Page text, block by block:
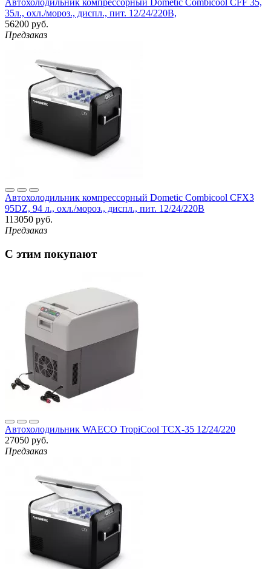
Автохолодильник компрессорный Dometic Combicool CFF 35,
35л., охл./мороз., диспл., пит. 12/24/220B,
56200 руб.
Предзаказ
Автохолодильник компрессорный Dometic Combicool CFX3
95DZ, 94 л., охл./мороз., диспл., пит. 12/24/220В
113050 руб.
Предзаказ
С этим покупают
Автохолодильник WAECO TropiCool TCX-35 12/24/220
27050 руб.
Предзаказ